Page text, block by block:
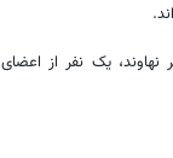
یک نفر از اعضای